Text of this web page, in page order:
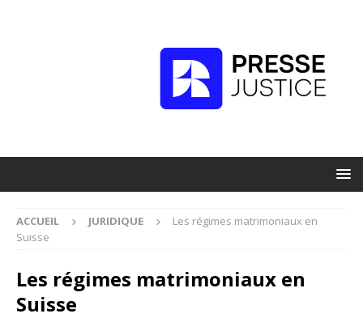
ACCUEIL JURIDIQUE
Les régimes matrimoniaux en
Suisse
Les régimes matrimoniaux en
Suisse